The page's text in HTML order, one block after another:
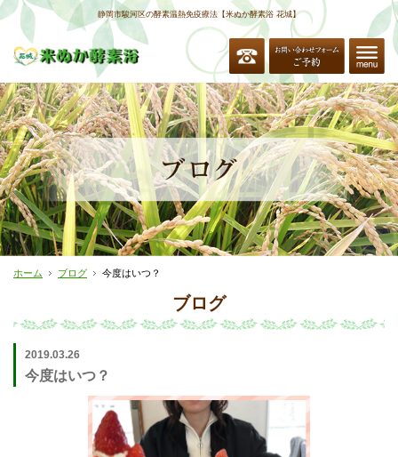
静岡市駿河区の酵素温熱免疫療法【米ぬか酵素浴 花城】
ホーム ブログ 今度はいつ？
ブログ
2019.03.26
今度はいつ？